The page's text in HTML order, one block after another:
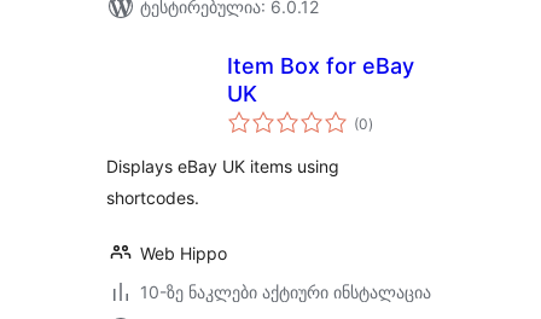
ტესტირებულია: 6.0.12
Item Box for eBay
UK
(0საერთო
რეიტინგი
)
Displays eBay UK items using
shortcodes.
Web Hippo
10-ზე ნაკლები აქტიური ინსტალაცია